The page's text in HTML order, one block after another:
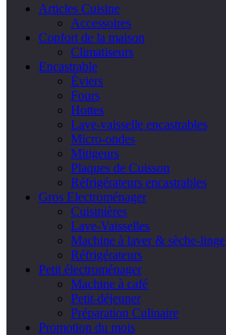
Articles Cuisine
Accessoires
Confort de la maison
Climatiseurs
Encastrable
Éviers
Fours
Hottes
Lave-vaisselle encastrables
Micro-ondes
Mitigeurs
Plaques de Cuisson
Réfrigérateurs encastrables
Gros Electroménager
Cuisinières
Lave-Vaisselles
Machine à laver & sèche-linge
Réfrigérateurs
Petit électroménager
Machine à café
Petit-déjeuner
Préparation Culinaire
Promotion du mois